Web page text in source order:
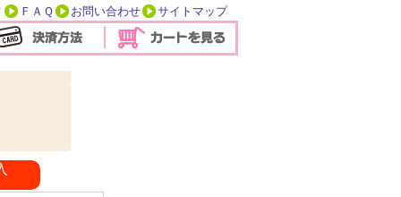
ＦＡＱ お問い合わせ サイトマップ
２入